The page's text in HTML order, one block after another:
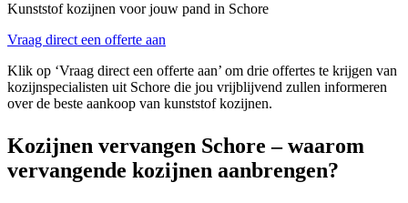
Kunststof kozijnen voor jouw pand in Schore
Vraag direct een offerte aan
Klik op ‘Vraag direct een offerte aan’ om drie offertes te krijgen van
kozijnspecialisten uit Schore die jou vrijblijvend zullen informeren
over de beste aankoop van kunststof kozijnen.
Kozijnen vervangen Schore – waarom
vervangende kozijnen aanbrengen?